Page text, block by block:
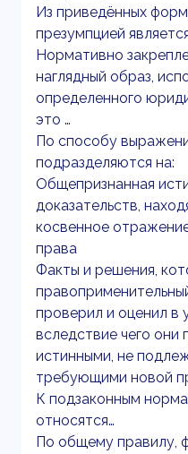
Из приведённых
презумпцией
Нормативно
наглядный образ,
определенного
это …
По способу
подразделяются на:
Общепризнанная
доказательств,
косвенное
права
Факты и решения,
проверил и оценил в
вследствие чего они
истинными, не
требующими новой
К подзаконным
относятся…
По общему правилу,